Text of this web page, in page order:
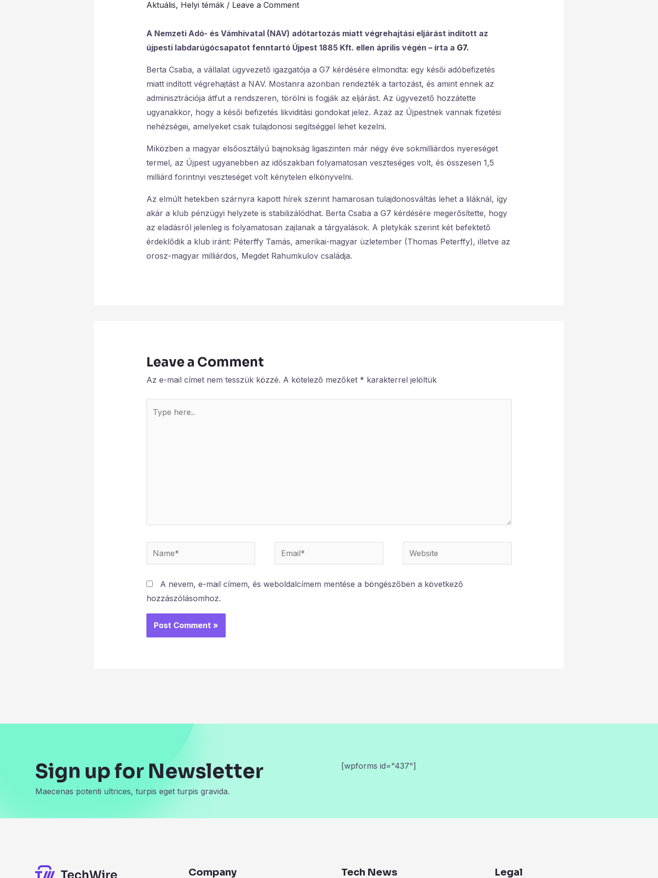
Aktuális, Helyi témák/ Leave a Comment
A Nemzeti Adó- és Vámhivatal (NAV) adótartozás miatt végrehajtási eljárást indított az
újpesti labdarúgócsapatot fenntartó Újpest 1885 Kft. ellen április végén – írta a G7.
Berta Csaba, a vállalat ügyvezető igazgatója a G7 kérdésére elmondta: egy késői adóbefizetés
miatt indított végrehajtást a NAV. Mostanra azonban rendezték a tartozást, és amint ennek az
adminisztrációja átfut a rendszeren, törölni is fogják az eljárást. Az ügyvezető hozzátette
ugyanakkor, hogy a késői befizetés likviditási gondokat jelez. Azaz az Újpestnek vannak fizetési
nehézségei, amelyeket csak tulajdonosi segítséggel lehet kezelni.
Miközben a magyar elsőosztályú bajnokság ligaszinten már négy éve sokmilliárdos nyereséget
termel, az Újpest ugyanebben az időszakban folyamatosan veszteséges volt, és összesen 1,5
milliárd forintnyi veszteséget volt kénytelen elkönyvelni.
Az elmúlt hetekben szárnyra kapott hírek szerint hamarosan tulajdonosváltás lehet a liláknál, így
akár a klub pénzügyi helyzete is stabilizálódhat. Berta Csaba a G7 kérdésére megerősítette, hogy
az eladásról jelenleg is folyamatosan zajlanak a tárgyalások. A pletykák szerint két befektető
érdeklődik a klub iránt: Péterffy Tamás, amerikai-magyar üzletember (Thomas Peterffy), illetve az
orosz-magyar milliárdos, Megdet Rahumkulov családja.
Leave a Comment
Az e-mail címet nem tesszük közzé. A kötelező mezőket * karakterrel jelöltük
here..
Name* Email* Website
A nevem, e-mail címem, és weboldalcímem mentése a böngészőben a következő
hozzászólásomhoz.
Sign up for Newsletter
Maecenas potenti ultrices, turpis eget turpis gravida.
[wpforms id="437"]
Company Tech News Legal